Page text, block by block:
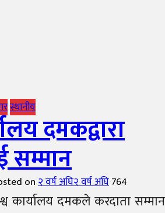
स्थानीय
दमकद्वारा
सम्मान
on२ वर्ष अघि२ वर्ष अघि764
कार्यालय दमकले करदाता सम्मान